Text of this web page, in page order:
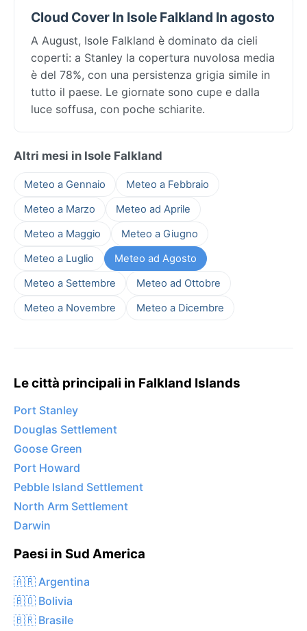
Cloud Cover In Isole Falkland In agosto
A August, Isole Falkland è dominato da cieli
coperti: a Stanley la copertura nuvolosa media
è del 78%, con una persistenza grigia simile in
tutto il paese. Le giornate sono cupe e dalla
luce soffusa, con poche schiarite.
Altri mesi in Isole Falkland
Meteo a Gennaio
Meteo a Febbraio
Meteo a Marzo
Meteo ad Aprile
Meteo a Maggio
Meteo a Giugno
Meteo a Luglio
Meteo ad Agosto
Meteo a Settembre
Meteo ad Ottobre
Meteo a Novembre
Meteo a Dicembre
Le città principali in Falkland Islands
Port Stanley
Douglas Settlement
Goose Green
Port Howard
Pebble Island Settlement
North Arm Settlement
Darwin
Paesi in Sud America
🇦🇷 Argentina
🇧🇴 Bolivia
🇧🇷 Brasile